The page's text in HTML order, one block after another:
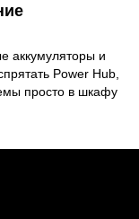
аккумуляторы и
Power Hub,
просто в шкафу